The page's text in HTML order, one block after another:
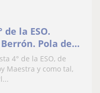
la ESO.
Pola de
asignatura
4° de la ESO, de
Maestra y como tal,